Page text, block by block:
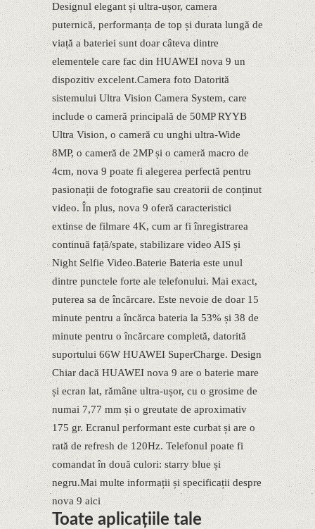
Designul elegant și ultra-ușor, camera
puternică, performanța de top și durata lungă de
viață a bateriei sunt doar câteva dintre
elementele care fac din HUAWEI nova 9 un
dispozitiv excelent.Camera foto Datorită
sistemului Ultra Vision Camera System, care
include o cameră principală de 50MP RYYB
Ultra Vision, o cameră cu unghi ultra-Wide
8MP, o cameră de 2MP și o cameră macro de
4cm, nova 9 poate fi alegerea perfectă pentru
pasionații de fotografie sau creatorii de conținut
video. În plus, nova 9 oferă caracteristici
extinse de filmare 4K, cum ar fi înregistrarea
continuă față/spate, stabilizare video AIS și
Night Selfie Video.Baterie Bateria este unul
dintre punctele forte ale telefonului. Mai exact,
puterea sa de încărcare. Este nevoie de doar 15
minute pentru a încărca bateria la 53% și 38 de
minute pentru o încărcare completă, datorită
suportului 66W HUAWEI SuperCharge. Design
Chiar dacă HUAWEI nova 9 are o baterie mare
și ecran lat, rămâne ultra-ușor, cu o grosime de
numai 7,77 mm și o greutate de aproximativ
175 gr. Ecranul performant este curbat și are o
rată de refresh de 120Hz. Telefonul poate fi
comandat în două culori: starry blue și
negru.Mai multe informații și specificații despre
nova 9 aici
Toate aplicațiile tale